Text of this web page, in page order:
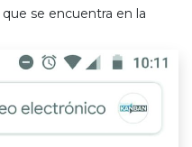
que se encuentra en la